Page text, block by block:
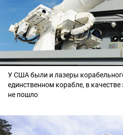
У США были и лазеры
единственном корабле, в
не пошло